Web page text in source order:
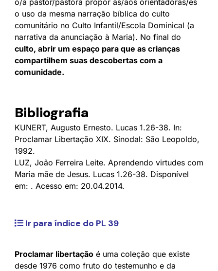
o uso da mesma narração bíblica do culto
comunitário no Culto Infantil/Escola Dominical (a
narrativa da anunciação à Maria). No final do
culto, abrir um espaço para que as crianças
compartilhem suas descobertas com a
comunidade.
Bibliografia
KUNERT, Augusto Ernesto. Lucas 1.26-38. In:
Proclamar Libertação XIX. Sinodal: São Leopoldo,
1992.
LUZ, João Ferreira Leite. Aprendendo virtudes com
Maria mãe de Jesus. Lucas 1.26-38. Disponível
em: . Acesso em: 20.04.2014.
Ir para índice do PL 39
Proclamar libertação é uma coleção que existe
desde 1976 como fruto do testemunho e da